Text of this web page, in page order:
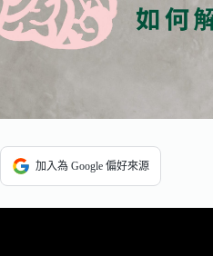
加入為 Google 偏好來源